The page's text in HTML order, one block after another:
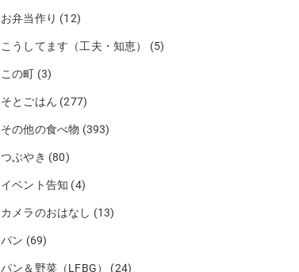
お弁当作り (12)
こうしてます（工夫・知恵） (5)
この町 (3)
そとごはん (277)
その他の食べ物 (393)
つぶやき (80)
イベント告知 (4)
カメラのおはなし (13)
パン (69)
パン＆野菜（LFBG） (24)